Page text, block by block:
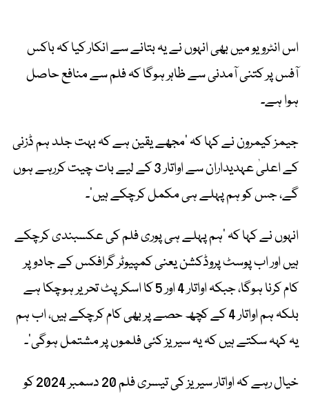
اس انٹرویو میں بھی انہوں نے یہ بتانے سے انکار کیا کہ باکس
آفس پر کتنی آمدنی سے ظاہر ہوگا کہ فلم سے منافع حاصل
ہوا ہے۔
جیمز کیمرون نے کہا کہ ‘مجھے یقین ہے کہ بہت جلد ہم ڈزنی
کے اعلیٰ عہدیداران سے اواتار 3 کے لیے بات چیت کررہے ہوں
گے، جس کو ہم پہلے ہی مکمل کرچکے ہیں’۔
انہوں نے کہا کہ ‘ہم پہلے ہی پوری فلم کی عکسبندی کرچکے
ہیں اور اب پوسٹ پروڈکشن یعنی کمپیوٹر گرافکس کے جادو پر
کام کرنا ہوگا، جبکہ اواتار 4 اور 5 کا اسکرپٹ تحریر ہوچکا ہے
بلکہ ہم اواتار 4 کے کچھ حصے پر بھی کام کرچکے ہیں، اب ہم
یہ کہہ سکتے ہیں کہ یہ سیریز کئی فلموں پر مشتمل ہوگی’۔
خیال رہے کہ اواتار سیریز کی تیسری فلم 20 دسمبر 2024 کو